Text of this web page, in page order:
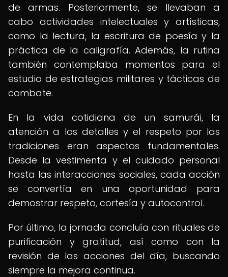
de armas. Posteriormente, se llevaban a
cabo actividades intelectuales y artísticas,
como la lectura, la escritura de poesía y la
práctica de la caligrafía. Además, la rutina
también contemplaba momentos para el
estudio de estrategias militares y tácticas de
combate.
En la vida cotidiana de un samurái, la
atención a los detalles y el respeto por las
tradiciones eran aspectos fundamentales.
Desde la vestimenta y el cuidado personal
hasta las interacciones sociales, cada acción
se convertía en una oportunidad para
demostrar respeto, cortesía y autocontrol.
Por último, la jornada concluía con rituales de
purificación y gratitud, así como con la
revisión de las acciones del día, buscando
siempre la mejora continua.